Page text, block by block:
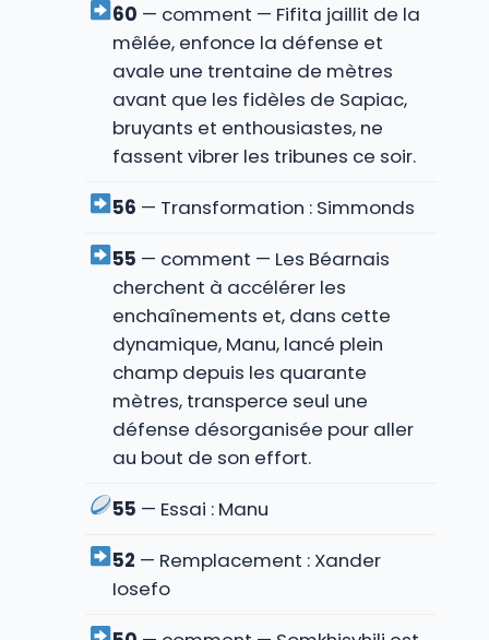
60 — comment — Fifita jaillit de la
mêlée, enfonce la défense et
avale une trentaine de mètres
avant que les fidèles de Sapiac,
bruyants et enthousiastes, ne
fassent vibrer les tribunes ce soir.
56 — Transformation : Simmonds
55 — comment — Les Béarnais
cherchent à accélérer les
enchaînements et, dans cette
dynamique, Manu, lancé plein
champ depuis les quarante
mètres, transperce seul une
défense désorganisée pour aller
au bout de son effort.
55 — Essai : Manu
52 — Remplacement : Xander
Iosefo